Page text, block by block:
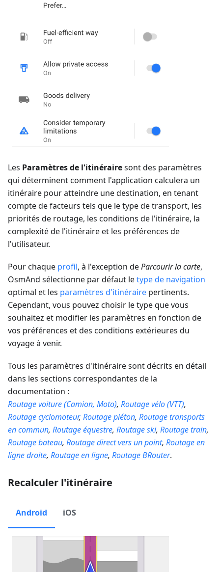
Les Paramètres de l'itinérairesont des paramètres
qui déterminent comment l'application calculera un
itinéraire pour atteindre une destination, en tenant
compte de facteurs tels que le type de transport, les
priorités de routage, les conditions de l'itinéraire, la
complexité de l'itinéraire et les préférences de
l'utilisateur.
Pour chaque profil, à l'exception deParcourir la carte,
OsmAnd sélectionne par défaut letype de navigation
optimal et les paramètres d'itinéraire pertinents.
Cependant, vous pouvez choisir le type que vous
souhaitez et modifier les paramètres en fonction de
vos préférences et des conditions extérieures du
voyage à venir.
Tous les paramètres d'itinéraire sont décrits en détail
dans les sections correspondantes de la
documentation :
Routage voiture (Camion, Moto), Routage vélo (VTT),
Routage cyclomoteur, Routage piéton, Routage transports
en commun, Routage équestre, Routage ski, Routage train,
Routage bateau, Routage direct vers un point, Routage en
ligne droite, Routage en ligne, Routage BRouter.
Recalculer l'itinéraire
Android iOS